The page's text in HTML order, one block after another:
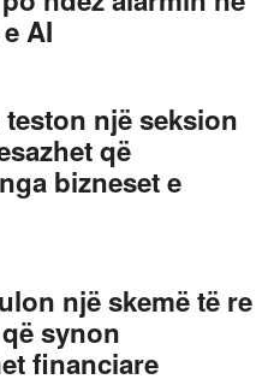
AI
një seksion
që
bizneset e
një skemë të re
synon
financiare